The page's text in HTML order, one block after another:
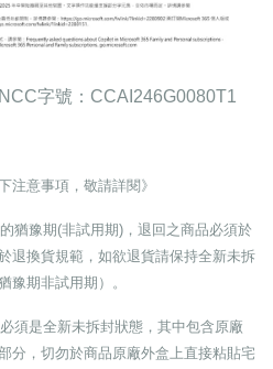
NCC字號： CCAI246G0080T1
注意事項，敬請詳閱》
猶豫期(非試用期) ，退回之商品必須於
退換貨規範，如欲退貨請保持全新未拆
豫期非試用期）。
須是全新未拆封狀態，其中包含原廠
分，切勿於商品原廠外盒上直接粘貼宅